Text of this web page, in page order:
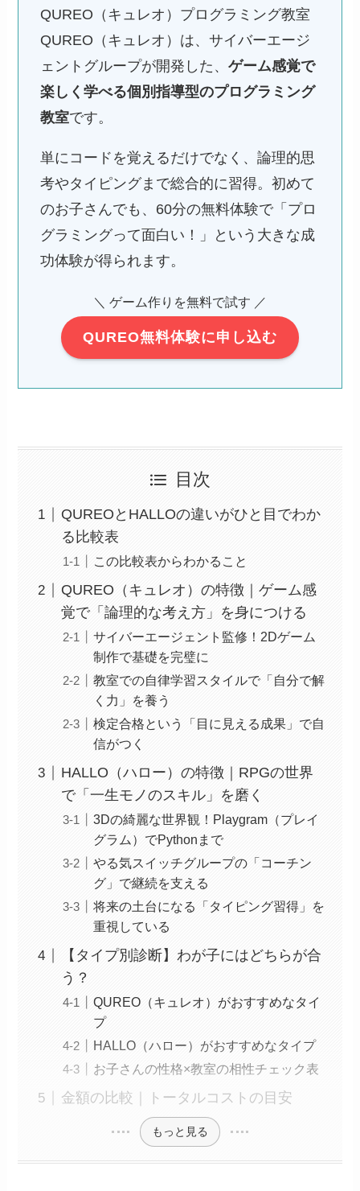
QUREO（キュレオ）プログラミング教室
QUREO（キュレオ）は、サイバーエージ
ェントグループが開発した、ゲーム感覚で
楽しく学べる個別指導型のプログラミング
教室です。
単にコードを覚えるだけでなく、論理的思
考やタイピングまで総合的に習得。初めて
のお子さんでも、60分の無料体験で「プロ
グラミングって面白い！」という大きな成
功体験が得られます。
＼ ゲーム作りを無料で試す ／
QUREO無料体験に申し込む
目次
QUREOとHALLOの違いがひと目でわか
る比較表
この比較表からわかること
QUREO（キュレオ）の特徴｜ゲーム感
覚で「論理的な考え方」を身につける
サイバーエージェント監修！2Dゲーム
制作で基礎を完璧に
教室での自律学習スタイルで「自分で解
く力」を養う
検定合格という「目に見える成果」で自
信がつく
HALLO（ハロー）の特徴｜RPGの世界
で「一生モノのスキル」を磨く
3Dの綺麗な世界観！Playgram（プレイ
グラム）でPythonまで
やる気スイッチグループの「コーチン
グ」で継続を支える
将来の土台になる「タイピング習得」を
重視している
【タイプ別診断】わが子にはどちらが合
う？
QUREO（キュレオ）がおすすめなタイ
プ
HALLO（ハロー）がおすすめなタイプ
お子さんの性格×教室の相性チェック表
金額の比較｜トータルコストの目安
もっと見る